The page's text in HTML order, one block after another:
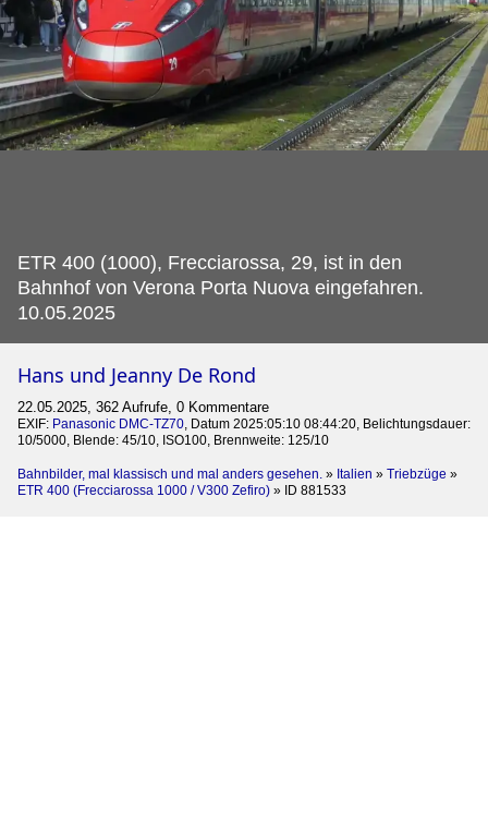
ETR 400 (1000), Frecciarossa, 29, ist in den
Bahnhof von Verona Porta Nuova eingefahren.
10.05.2025
Hans und Jeanny De Rond
22.05.2025, 362 Aufrufe, 0 Kommentare
EXIF: Panasonic DMC-TZ70, Datum 2025:05:10 08:44:20, Belichtungsdauer:
10/5000, Blende: 45/10, ISO100, Brennweite: 125/10
Bahnbilder, mal klassisch und mal anders gesehen. » Italien » Triebzüge »
ETR 400 (Frecciarossa 1000 / V300 Zefiro) » ID 881533